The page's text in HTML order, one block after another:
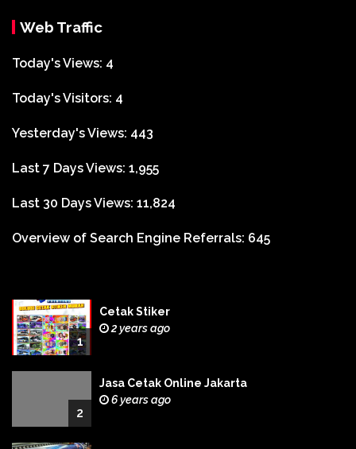
Web Traffic
Today's Views: 4
Today's Visitors: 4
Yesterday's Views: 443
Last 7 Days Views: 1,955
Last 30 Days Views: 11,824
Overview of Search Engine Referrals: 645
1
Cetak Stiker
2 years ago
2
Jasa Cetak Online Jakarta
6 years ago